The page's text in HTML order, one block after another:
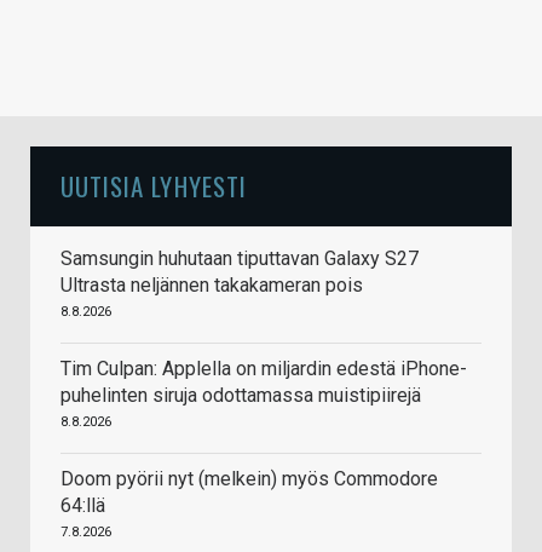
UUTISIA LYHYESTI
Samsungin huhutaan tiputtavan Galaxy S27
Ultrasta neljännen takakameran pois
8.8.2026
Tim Culpan: Applella on miljardin edestä iPhone-
puhelinten siruja odottamassa muistipiirejä
8.8.2026
Doom pyörii nyt (melkein) myös Commodore
64:llä
7.8.2026